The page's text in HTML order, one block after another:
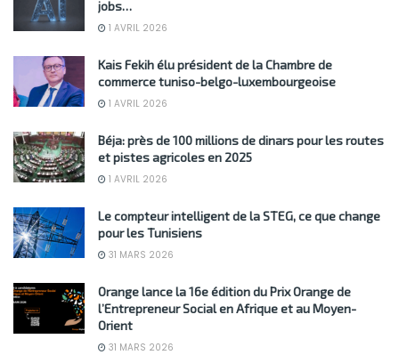
jobs…
1 AVRIL 2026
Kais Fekih élu président de la Chambre de
commerce tuniso-belgo-luxembourgeoise
1 AVRIL 2026
Béja: près de 100 millions de dinars pour les routes
et pistes agricoles en 2025
1 AVRIL 2026
Le compteur intelligent de la STEG, ce que change
pour les Tunisiens
31 MARS 2026
Orange lance la 16e édition du Prix Orange de
l’Entrepreneur Social en Afrique et au Moyen-
Orient
31 MARS 2026